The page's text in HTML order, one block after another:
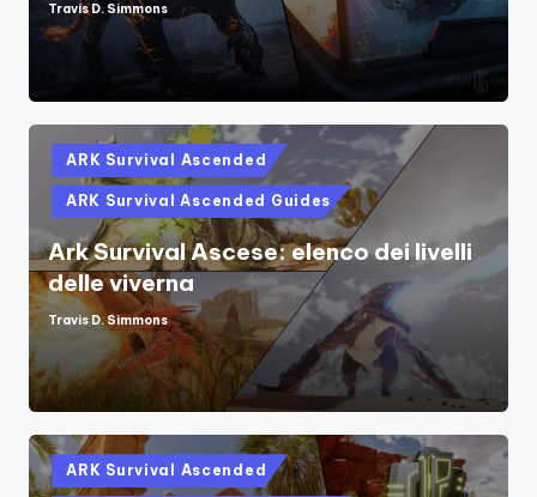
Posted
by
Travis D. Simmons
Posted
in
ARK Survival Ascended
ARK Survival Ascended Guides
Ark Survival Ascese: elenco dei livelli
delle viverna
Posted
Travis D. Simmons
Posted
in
ARK Survival Ascended